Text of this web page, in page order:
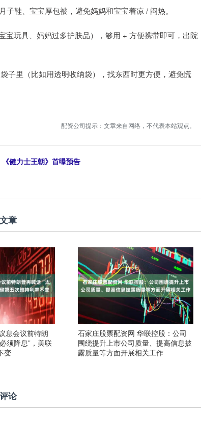
鞋、宝宝厚包被，避免妈妈和宝宝着凉 / 闷热。
宝玩具、妈妈过多护肤品），够用 + 方便携带即可，出院
子里（比如用透明收纳袋），找东西时更方便，避免慌
配资公司提示：文章来自网络，不代表本站观点。
健力士王朝》首曝预告
章
息会议前特朗
须降息”，美联
变
石家庄股票配资网 华联控股：公司
围绕提升上市公司质量、提高信息披
露质量等方面开展相关工作
论